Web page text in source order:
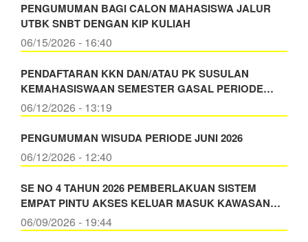
PENGUMUMAN BAGI CALON MAHASISWA JALUR
UTBK SNBT DENGAN KIP KULIAH
06/15/2026 - 16:40
PENDAFTARAN KKN DAN/ATAU PK SUSULAN
KEMAHASISWAAN SEMESTER GASAL PERIODE…
06/12/2026 - 13:19
PENGUMUMAN WISUDA PERIODE JUNI 2026
06/12/2026 - 12:40
SE NO 4 TAHUN 2026 PEMBERLAKUAN SISTEM
EMPAT PINTU AKSES KELUAR MASUK KAWASAN…
06/09/2026 - 19:44